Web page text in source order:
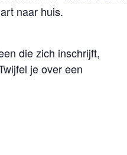
naar huis.
die zich inschrijft,
je over een